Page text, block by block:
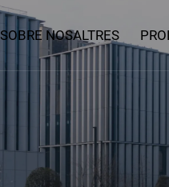
SOBRE NOSALTRES